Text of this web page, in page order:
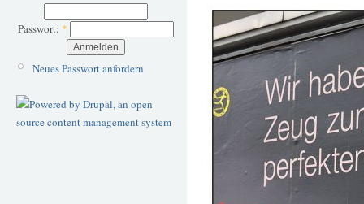
Passwort: *
Neues Passwort anfordern